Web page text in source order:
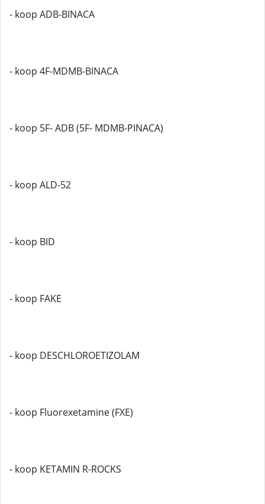
- koop ADB-BINACA
- koop 4F-MDMB-BINACA
- koop 5F- ADB (5F- MDMB-PINACA)
- koop ALD-52
- koop BID
- koop FAKE
- koop DESCHLOROETIZOLAM
- koop Fluorexetamine (FXE)
- koop KETAMIN R-ROCKS